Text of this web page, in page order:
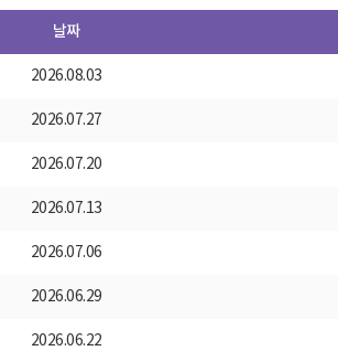
날짜
2026.08.03
2026.07.27
2026.07.20
2026.07.13
2026.07.06
2026.06.29
2026.06.22